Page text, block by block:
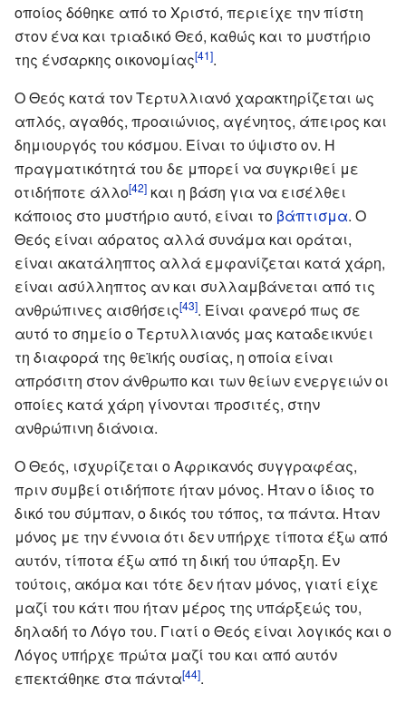
οποίος δόθηκε από το Χριστό, περιείχε την πίστη
στον ένα και τριαδικό Θεό, καθώς και το μυστήριο
της ένσαρκης οικονομίας[41].
Ο Θεός κατά τον Τερτυλλιανό χαρακτηρίζεται ως
απλός, αγαθός, προαιώνιος, αγένητος, άπειρος και
δημιουργός του κόσμου. Είναι το ύψιστο ον. Η
πραγματικότητά του δε μπορεί να συγκριθεί με
οτιδήποτε άλλο[42] και η βάση για να εισέλθει
κάποιος στο μυστήριο αυτό, είναι το βάπτισμα. Ο
Θεός είναι αόρατος αλλά συνάμα και οράται,
είναι ακατάληπτος αλλά εμφανίζεται κατά χάρη,
είναι ασύλληπτος αν και συλλαμβάνεται από τις
ανθρώπινες αισθήσεις[43]. Είναι φανερό πως σε
αυτό το σημείο ο Τερτυλλιανός μας καταδεικνύει
τη διαφορά της θεϊκής ουσίας, η οποία είναι
απρόσιτη στον άνθρωπο και των θείων ενεργειών οι
οποίες κατά χάρη γίνονται προσιτές, στην
ανθρώπινη διάνοια.
Ο Θεός, ισχυρίζεται ο Αφρικανός συγγραφέας,
πριν συμβεί οτιδήποτε ήταν μόνος. Ήταν ο ίδιος το
δικό του σύμπαν, ο δικός του τόπος, τα πάντα. Ήταν
μόνος με την έννοια ότι δεν υπήρχε τίποτα έξω από
αυτόν, τίποτα έξω από τη δική του ύπαρξη. Εν
τούτοις, ακόμα και τότε δεν ήταν μόνος, γιατί είχε
μαζί του κάτι που ήταν μέρος της υπάρξεώς του,
δηλαδή το Λόγο του. Γιατί ο Θεός είναι λογικός και ο
Λόγος υπήρχε πρώτα μαζί του και από αυτόν
επεκτάθηκε στα πάντα[44].